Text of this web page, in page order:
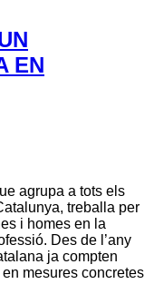
EN
agrupa a tots els
treballa per
i homes en la
Des de l’any
ja compten
en mesures concretes